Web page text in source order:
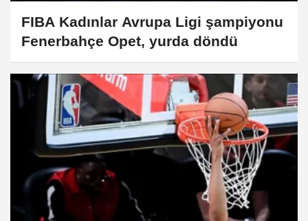
FIBA Kadınlar Avrupa Ligi şampiyonu
Fenerbahçe Opet, yurda döndü